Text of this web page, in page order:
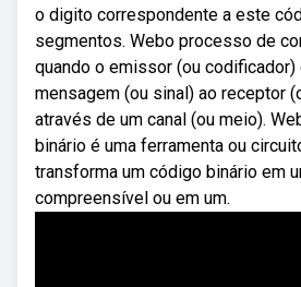
o digito correspondente a este
segmentos. Webo processo de
quando o emissor (ou codificador)
mensagem (ou sinal) ao receptor
através de um canal (ou meio).
binário é uma ferramenta ou
transforma um código binário em
compreensível ou em um.